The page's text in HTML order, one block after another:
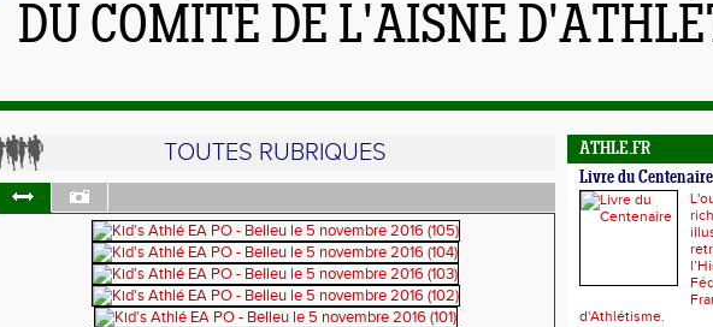
DU COMITÉ DE L'AISNE
TOUTES RUBRIQUES
ATHLE.FR
Livre du Centenaire
d'Athlétisme.